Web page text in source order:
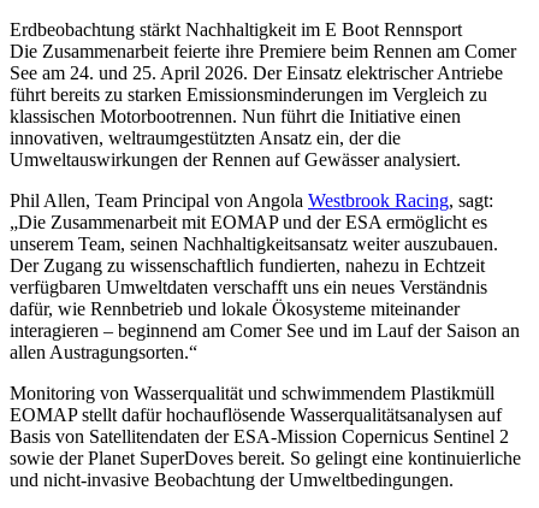
Erdbeobachtung stärkt Nachhaltigkeit im E Boot Rennsport
Die Zusammenarbeit feierte ihre Premiere beim Rennen am Comer
See am 24. und 25. April 2026. Der Einsatz elektrischer Antriebe
führt bereits zu starken Emissionsminderungen im Vergleich zu
klassischen Motorbootrennen. Nun führt die Initiative einen
innovativen, weltraumgestützten Ansatz ein, der die
Umweltauswirkungen der Rennen auf Gewässer analysiert.
Phil Allen, Team Principal von Angola Westbrook Racing, sagt:
„Die Zusammenarbeit mit EOMAP und der ESA ermöglicht es
unserem Team, seinen Nachhaltigkeitsansatz weiter auszubauen.
Der Zugang zu wissenschaftlich fundierten, nahezu in Echtzeit
verfügbaren Umweltdaten verschafft uns ein neues Verständnis
dafür, wie Rennbetrieb und lokale Ökosysteme miteinander
interagieren – beginnend am Comer See und im Lauf der Saison an
allen Austragungsorten.“
Monitoring von Wasserqualität und schwimmendem Plastikmüll
EOMAP stellt dafür hochauflösende Wasserqualitätsanalysen auf
Basis von Satellitendaten der ESA-Mission Copernicus Sentinel 2
sowie der Planet SuperDoves bereit. So gelingt eine kontinuierliche
und nicht-invasive Beobachtung der Umweltbedingungen.